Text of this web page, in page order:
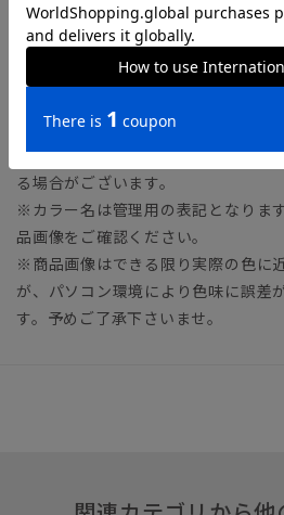
【24.5（7）・25.0（7.5）・25.5
26.5（9.0）・27.0（9.5）】
※（）内の数値はブランドの表記サ
※素材や仕様・デザインにより、着
る場合がございます。
※カラー名は管理用の表記となりま
品画像をご確認ください。
※商品画像はできる限り実際の色に
が、パソコン環境により色味に誤差
す。予めご了承下さいませ。